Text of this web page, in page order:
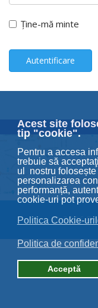
Acest site
tip "cookie".
Pentru a accesa
trebuie să
ul nostru
personalizarea
performanță,
cookie-uri pot
Politica Cookie-
Politica de
Acceptă
Ține-mă minte
Autentificare
© 2026